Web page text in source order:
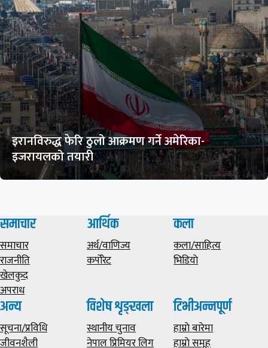
इरानविरुद्ध फेरि ठुलो आक्रमण गर्ने अमेरिका-
इजरायलको तयारी
समाचार
समाचार
राजनीति
खेलकुद
अपराध
आर्थिक
अर्थ/वाणिज्य
कर्पोरेट
कला
कला/साहित्य
भिडियाे
अन्य
सूचना/प्रविधि
जीवनशैली
विशेष शृङ्खला
स्थानीय चुनाव
नेपाल प्रिमियर लिग
टिभीअन्नपूर्ण
हाम्राे बारेमा
हाम्राे समूह